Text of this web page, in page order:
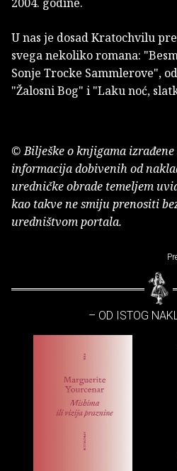
U nas je dosad Kratochvilu
svega nekoliko romana:
Sonje Trocke Sammlerove",
"Žalosni Bog" i "Laku noć,
© Bilješke o knjigama izrađene
informacija dobivenih od
uredničke obrade temeljem
kao takve ne smiju prenositi
uredništvom portala.
– OD ISTOG